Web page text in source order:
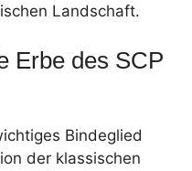
Landschaft.
Erbe des SCP
Bindeglied
der klassischen